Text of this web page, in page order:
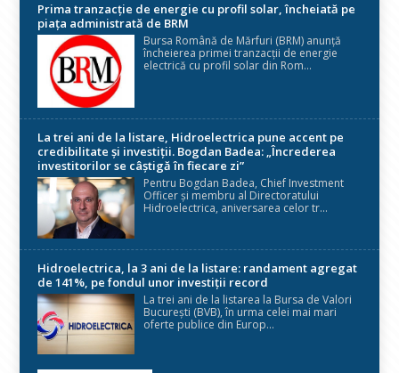
Prima tranzacție de energie cu profil solar, încheiată pe
piața administrată de BRM
Bursa Română de Mărfuri (BRM) anunță
încheierea primei tranzacții de energie
electrică cu profil solar din Rom...
La trei ani de la listare, Hidroelectrica pune accent pe
credibilitate și investiții. Bogdan Badea: „Încrederea
investitorilor se câștigă în fiecare zi”
Pentru Bogdan Badea, Chief Investment
Officer și membru al Directoratului
Hidroelectrica, aniversarea celor tr...
Hidroelectrica, la 3 ani de la listare: randament agregat
de 141%, pe fondul unor investiții record
La trei ani de la listarea la Bursa de Valori
București (BVB), în urma celei mai mari
oferte publice din Europ...